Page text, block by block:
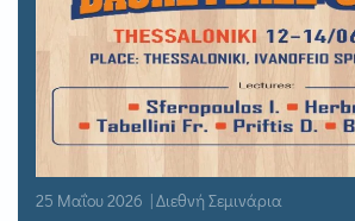
25 Μαΐου 2026 | Διεθνή Σεμινάρια